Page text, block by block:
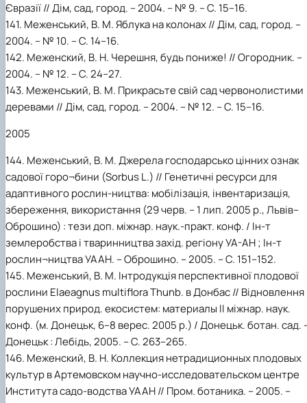
Євразії // Дім, сад, город. – 2004. – № 9. – С. 15–16.
141. Меженський, В. М. Яблука на колонах // Дім, сад, город. –
2004. – № 10. – С. 14–16.
142. Меженский, В. Н. Черешня, будь пониже! // Огородник. –
2004. – № 12. – С. 24–27.
143. Меженський, В. М. Прикрасьте свій сад червонолистими
деревами // Дім, сад, город. – 2004. – № 12. – С. 15–16.
2005
144. Меженський, В. М. Джерела господарсько цінних ознак
садової горо¬бини (Sorbus L.) // Генетичні ресурси для
адаптивного рослин-ництва: мобілізація, інвентаризація,
збереження, використання (29 черв. – 1 лип. 2005 р., Львів–
Оброшино) : тези доп. міжнар. наук.-практ. конф. / Ін-т
землеробства і тваринництва захід. регіону УА-АН ; Ін-т
рослин¬ництва УААН. – Оброшино. – 2005. – С. 151–152.
145. Меженський, В. М. Інтродукція перспективної плодової
рослини Elaeagnus multiflora Thunb. в Донбас // Відновлення
порушених природ. екосистем: материалы II міжнар. наук.
конф. (м. Донецьк, 6–8 верес. 2005 р.) / Донецьк. ботан. сад.
Донецьк : Лебідь, 2005. – С. 263–265.
146. Меженский, В. Н. Коллекция нетрадиционных плодовых
культур в Артемовском научно-исследовательском центре
Института садо-водства УААН // Пром. ботаника. – 2005. –